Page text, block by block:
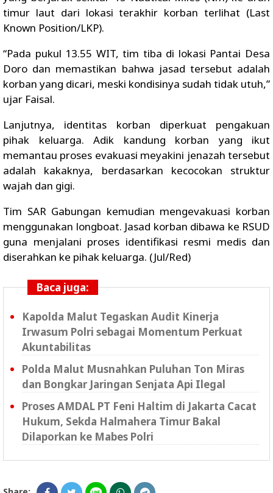
timur laut dari lokasi terakhir korban terlihat (Last
Known Position/LKP).
“Pada pukul 13.55 WIT, tim tiba di lokasi Pantai Desa
Doro dan memastikan bahwa jasad tersebut adalah
korban yang dicari, meski kondisinya sudah tidak utuh,”
ujar Faisal.
Lanjutnya, identitas korban diperkuat pengakuan
pihak keluarga. Adik kandung korban yang ikut
memantau proses evakuasi meyakini jenazah tersebut
adalah kakaknya, berdasarkan kecocokan struktur
wajah dan gigi.
Tim SAR Gabungan kemudian mengevakuasi korban
menggunakan longboat. Jasad korban dibawa ke RSUD
guna menjalani proses identifikasi resmi medis dan
diserahkan ke pihak keluarga. (Jul/Red)
Baca juga:
Kapolda Malut Tegaskan Audit Kinerja
Irwasum Polri sebagai Momentum Perkuat
Akuntabilitas
Polda Malut Musnahkan Puluhan Ton Miras
dan Bongkar Jaringan Senjata Api Ilegal
Proses AMDAL PT Feni Haltim di Jakarta Cacat
Hukum, Sekda Halmahera Timur Bakal
Dilaporkan ke Mabes Polri